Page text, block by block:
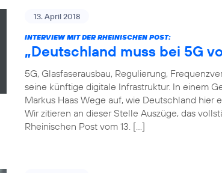
13. April 2018
INTERVIEW MIT DER RHEINISCHEN POST:
„Deutschland muss bei 5G
5G, Glasfaserausbau, Regulierung,
seine künftige digitale Infrastruktur. In einem
Markus Haas Wege auf, wie Deutschland
Wir zitieren an dieser Stelle Auszüge, das
Rheinischen Post vom 13. […]